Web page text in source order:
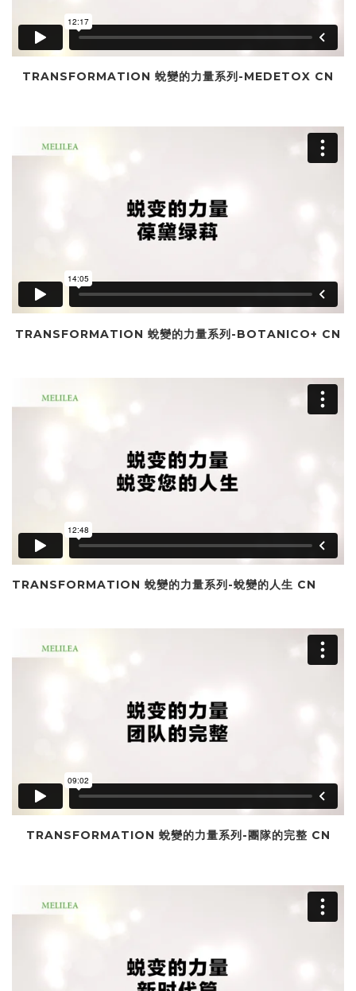
TRANSFORMATION 蛻變的力量系列-MEDETOX CN
TRANSFORMATION 蛻變的力量系列-BOTANICO+ CN
TRANSFORMATION 蛻變的力量系列-蛻變的人生 CN
TRANSFORMATION 蛻變的力量系列-團隊的完整 CN